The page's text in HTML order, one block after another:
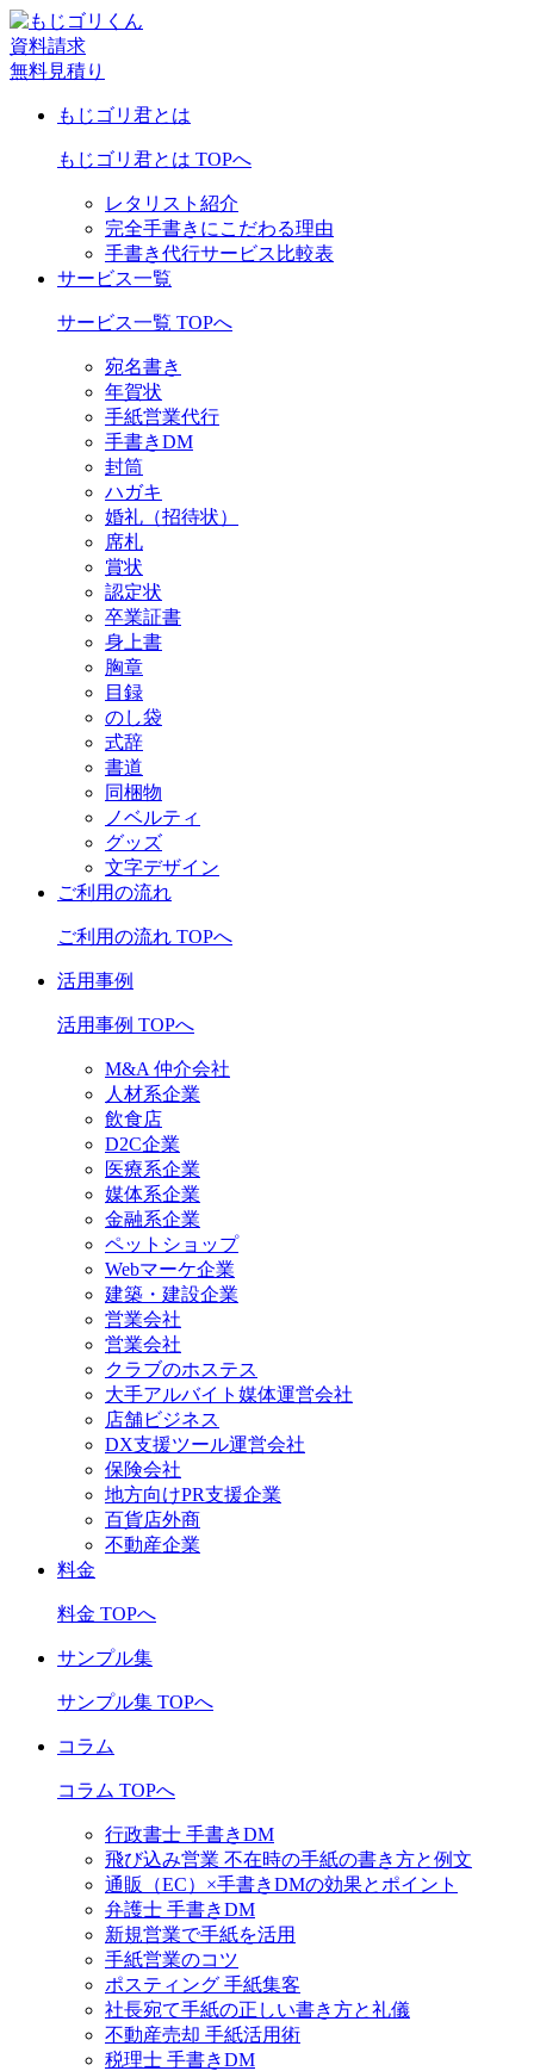
資料請求
無料見積り
もじゴリ君とは
もじゴリ君とは TOPへ
レタリスト紹介
完全手書きにこだわる理由
手書き代行サービス比較表
サービス一覧
サービス一覧 TOPへ
宛名書き
年賀状
手紙営業代行
手書きDM
封筒
ハガキ
婚礼（招待状）
席札
賞状
認定状
卒業証書
身上書
胸章
目録
のし袋
式辞
書道
同梱物
ノベルティ
グッズ
文字デザイン
ご利用の流れ
ご利用の流れ TOPへ
活用事例
活用事例 TOPへ
M&A 仲介会社
人材系企業
飲食店
D2C企業
医療系企業
媒体系企業
金融系企業
ペットショップ
Webマーケ企業
建築・建設企業
営業会社
営業会社
クラブのホステス
大手アルバイト媒体運営会社
店舗ビジネス
DX支援ツール運営会社
保険会社
地方向けPR支援企業
百貨店外商
不動産企業
料金
料金 TOPへ
サンプル集
サンプル集 TOPへ
コラム
コラム TOPへ
行政書士 手書きDM
飛び込み営業 不在時の手紙の書き方と例文
通販（EC）×手書きDMの効果とポイント
弁護士 手書きDM
新規営業で手紙を活用
手紙営業のコツ
ポスティング 手紙集客
社長宛て手紙の正しい書き方と礼儀
不動産売却 手紙活用術
税理士 手書きDM